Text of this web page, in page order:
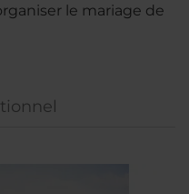
le mariage de